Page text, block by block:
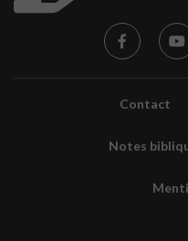
Contact
Notes